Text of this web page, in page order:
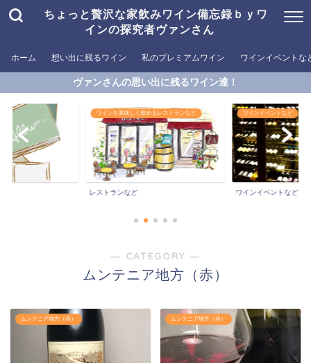
ちょっと贅沢な家飲みワイン備忘録ｂｙワ
インの探究者ヴァンさん
ホーム 想い出に残るワイン 私のプレミアムワイン ワインイベントな
ヴァンさんの思い出に残るワイン達！
ワインを美味しく飲めるレストランなど ワインイベントなど
― CATEGORY ―
ムンテニア地方（赤）
ムンテニア地方（赤） ムンテニア地方（赤）